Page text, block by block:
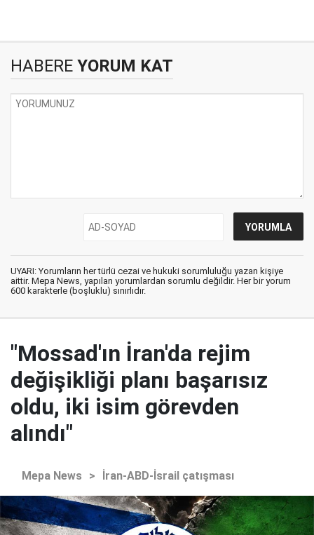
HABERE YORUM KAT
UYARI: Yorumların her türlü cezai ve hukuki sorumluluğu yazan kişiye
aittir. Mepa News, yapılan yorumlardan sorumlu değildir. Her bir yorum
600 karakterle (boşluklu) sınırlıdır.
"Mossad'ın İran'da rejim
değişikliği planı başarısız
oldu, iki isim görevden
alındı"
Mepa News > İran-ABD-İsrail çatışması